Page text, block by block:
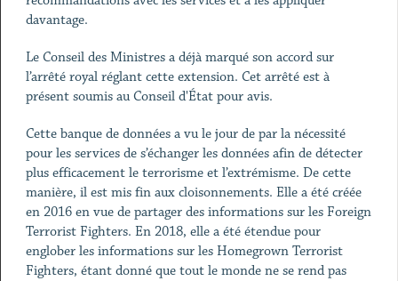
davantage.
Le Conseil des Ministres a déjà marqué son accord sur
l’arrêté royal réglant cette extension. Cet arrêté est à
présent soumis au Conseil d'État pour avis.
Cette banque de données a vu le jour de par la nécessité
pour les services de s’échanger les données afin de détecter
plus efficacement le terrorisme et l’extrémisme. De cette
manière, il est mis fin aux cloisonnements. Elle a été créée
en 2016 en vue de partager des informations sur les Foreign
Terrorist Fighters. En 2018, elle a été étendue pour
englober les informations sur les Homegrown Terrorist
Fighters, étant donné que tout le monde ne se rend pas